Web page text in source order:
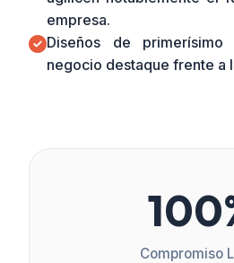
empresa.
Diseños de
negocio destaque frente a
Compromiso